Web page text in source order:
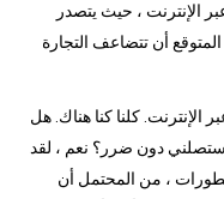
الإنترنت ، حيث يتصدر
الصدارة. بحلول عام 2021 ، من المتوقع أن تتضاعف التجارة
كلنا كنا هناك. هل
دون ضرر؟ نعم ، لقد
، من المحتمل أن